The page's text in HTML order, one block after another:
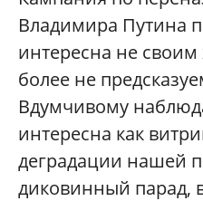
Владимира Путина
интересна не
более не
Вдумчивому
интересна как
деградации нашей
диковинный парад,